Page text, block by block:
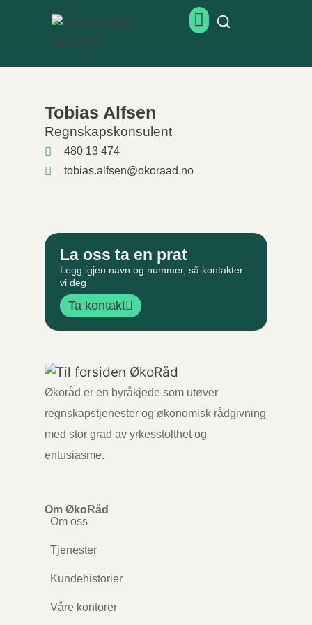
Tobias Alfsen
Regnskapskonsulent
480 13 474
tobias.alfsen@okoraad.no
La oss ta en prat
Legg igjen navn og nummer, så kontakter
vi deg
Ta kontakt
Økoråd er en byråkjede som utøver
regnskapstjenester og økonomisk rådgivning
med stor grad av yrkesstolthet og
entusiasme.
Om ØkoRåd
Om oss
Tjenester
Kundehistorier
Våre kontorer